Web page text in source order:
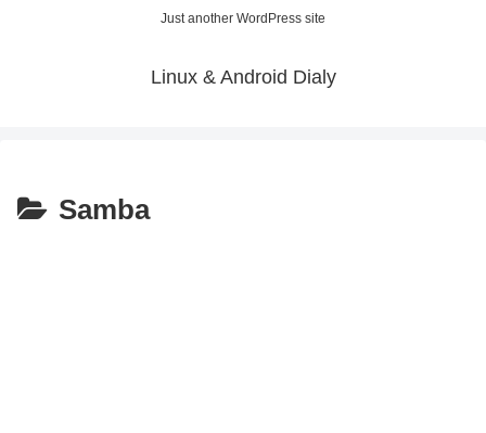
Just another WordPress site
Linux & Android Dialy
Samba